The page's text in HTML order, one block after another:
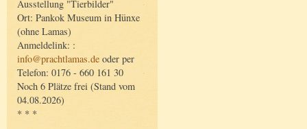
Ausstellung "Tierbilder"
Ort: Pankok Museum in Hünxe
(ohne Lamas)
Anmeldelink: :
info@prachtlamas.de oder per
Telefon: 0176 - 660 161 30
Noch 6 Plätze frei (Stand vom
04.08.2026)
* * *